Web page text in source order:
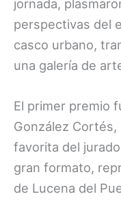
jornada,
perspectivas del
casco urbano,
una galería de
El primer premio
González Cortés,
favorita del
gran formato,
de Lucena del